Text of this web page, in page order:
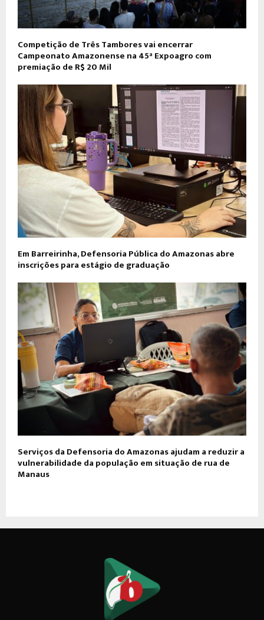
Competição de Três Tambores vai encerrar
Campeonato Amazonense na 45ª Expoagro com
premiação de R$ 20 Mil
Em Barreirinha, Defensoria Pública do Amazonas abre
inscrições para estágio de graduação
Serviços da Defensoria do Amazonas ajudam a reduzir a
vulnerabilidade da população em situação de rua de
Manaus